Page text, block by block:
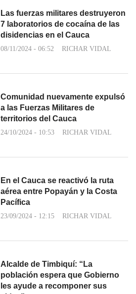
Las fuerzas militares destruyeron
7 laboratorios de cocaína de las
disidencias en el Cauca
08/11/2024 - 06:52 RICHAR VIDAL
Comunidad nuevamente expulsó
a las Fuerzas Militares de
territorios del Cauca
24/10/2024 - 10:53 RICHAR VIDAL
En el Cauca se reactivó la ruta
aérea entre Popayán y la Costa
Pacífica
23/09/2024 - 12:15 RICHAR VIDAL
Alcalde de Timbiquí: “La
población espera que Gobierno
les ayude a recomponer sus